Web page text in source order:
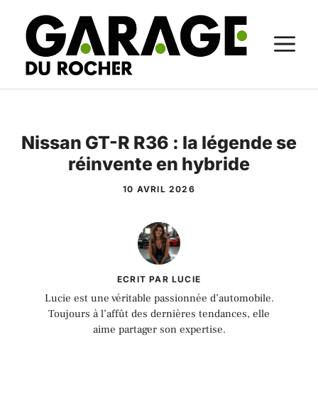
contenu
Nissan GT-R R36 : la légende se
réinvente en hybride
10 AVRIL 2026
ECRIT PAR LUCIE
Lucie est une véritable passionnée d’automobile.
Toujours à l’affût des dernières tendances, elle
aime partager son expertise.